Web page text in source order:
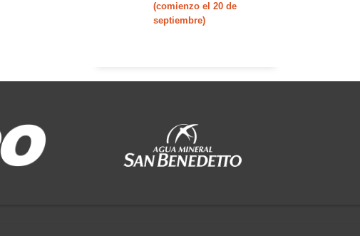
(comienzo el 20 de
septiembre)